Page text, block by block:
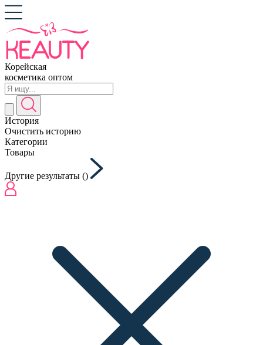
Корейская
косметика оптом
История
Очистить историю
Категории
Товары
Другие результаты ()